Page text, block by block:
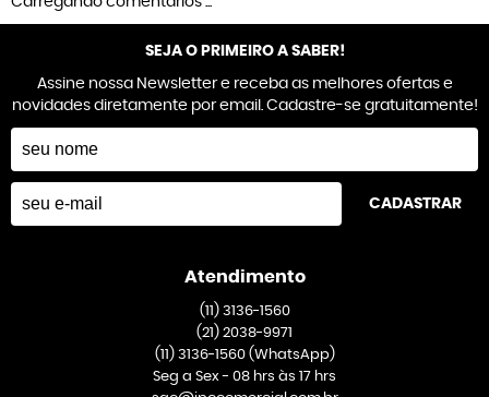
SEJA O PRIMEIRO A SABER!
Assine nossa Newsletter e receba as melhores ofertas e
novidades diretamente por email. Cadastre-se gratuitamente!
CADASTRAR
Atendimento
(11)3136-1560
(21) 2038-9971
(11)3136-1560 (WhatsApp)
Seg a Sex - 08 hrs às 17 hrs